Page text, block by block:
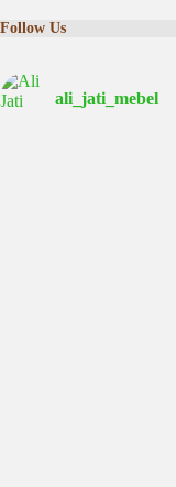
Follow Us
ali_jati_mebel